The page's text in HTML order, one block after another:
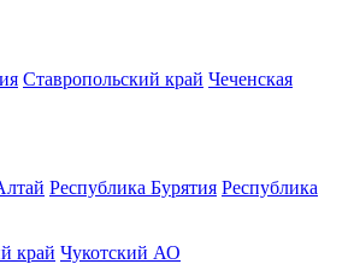
Ставропольский край Чеченская
Республика Бурятия Республика
край Чукотский АО